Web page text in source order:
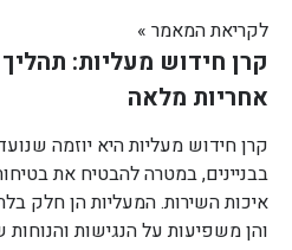
לקריאת המאמר »
קרן חידוש מעליות:
אחריות מלאה
קרן חידוש מעליות היא יוזמה
בבניינים, במטרה להבטיח את
איכות השירות. המעליות הן חלק
והן משפיעות על הנגישות והנוחות